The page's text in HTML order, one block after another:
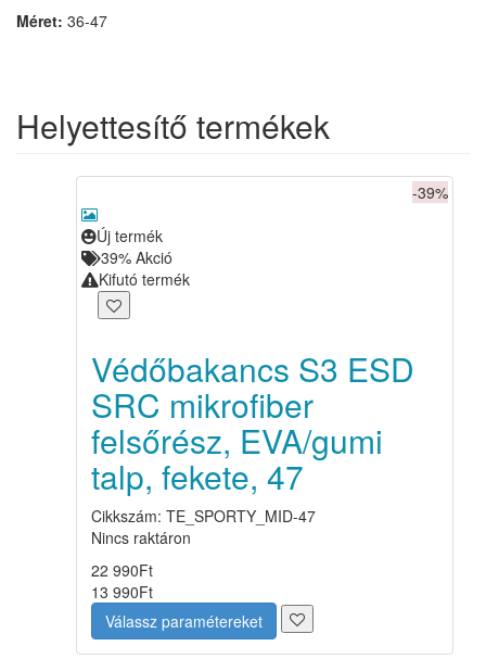
Méret: 36-47
Helyettesítő termékek
-39%
Új termék
39% Akció
Kifutó termék
Védőbakancs S3 ESD
SRC mikrofiber
felsőrész, EVA/gumi
talp, fekete, 47
Cikkszám: TE_SPORTY_MID-47
Nincs raktáron
22 990Ft
13 990Ft
Válassz paramétereket